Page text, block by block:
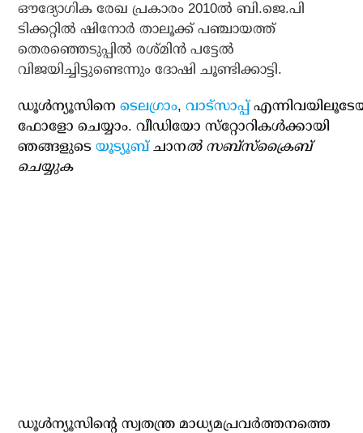
ഔദ്യോഗിക രേഖ പ്രകാരം 2010ല്‍ ബി.ജെ.പി
ടിക്കറ്റില്‍ ഷിനോര്‍ താലൂക്ക് പഞ്ചായത്ത്
തെരഞ്ഞെടുപ്പില്‍ രശ്മിന്‍ പട്ടേല്‍
വിജയിച്ചിട്ടുണ്ടെന്നും ദോഷി ചൂണ്ടിക്കാട്ടി.
ഡൂള്‍ന്യൂസിനെടെലഗ്രാം,വാട്‌സാപ്പ്
ഫോളോ ചെയ്യാം. വീഡിയോ സ്‌റ്റോറികള്‍ക്കായി
ഞങ്ങളുടെയൂട്യൂബ്ചാനല്‍ സബ്‌സ്‌ക്രൈബ്
ചെയ്യുക
ഡൂള്‍ന്യൂസിന്റെ സ്വതന്ത്ര മാധ്യമപ്രവര്‍ത്തനത്തെ